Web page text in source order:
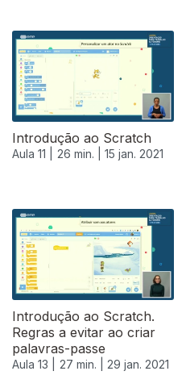
Introdução ao Scratch
Aula 11 | 26 min. | 15 jan. 2021
519488
Introdução ao Scratch.
Regras a evitar ao criar
palavras-passe
Aula 13 | 27 min. | 29 jan. 2021